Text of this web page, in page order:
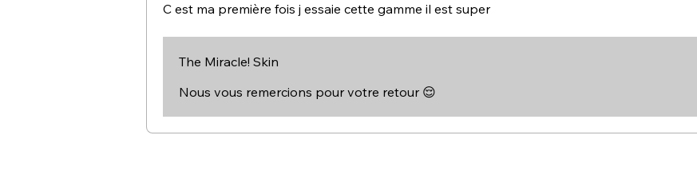
C est ma première fois j essaie cette gamme il est super
The Miracle! Skin
Nous vous remercions pour votre retour 😌